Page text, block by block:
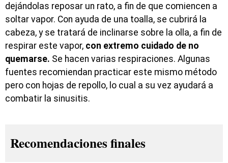
dejándolas reposar un rato, a fin de que comiencen a
soltar vapor. Con ayuda de una toalla, se cubrirá la
cabeza, y se tratará de inclinarse sobre la olla, a fin de
respirar este vapor, con extremo cuidado de no
quemarse. Se hacen varias respiraciones. Algunas
fuentes recomiendan practicar este mismo método
pero con hojas de repollo, lo cual a su vez ayudará a
combatir la sinusitis.
Recomendaciones finales